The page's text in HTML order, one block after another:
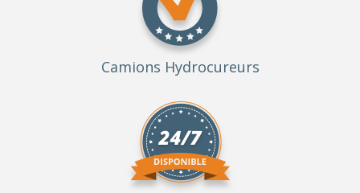
Camions Hydrocureurs